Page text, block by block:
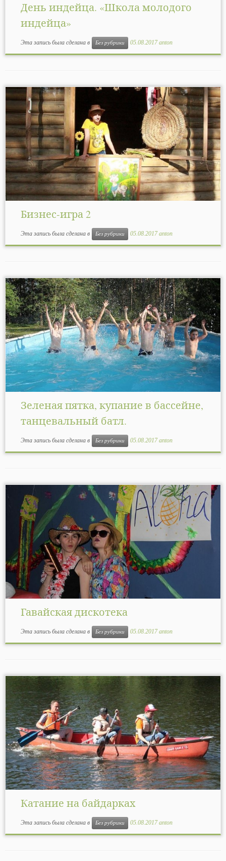
День индейца. «Школа молодого
индейца»
Эта запись была сделана в Без рубрики 05.08.2017 anton
Бизнес-игра 2
Эта запись была сделана в Без рубрики 05.08.2017 anton
Зеленая пятка, купание в бассейне,
танцевальный батл.
Эта запись была сделана в Без рубрики 05.08.2017 anton
Гавайская дискотека
Эта запись была сделана в Без рубрики 05.08.2017 anton
Катание на байдарках
Эта запись была сделана в Без рубрики 05.08.2017 anton